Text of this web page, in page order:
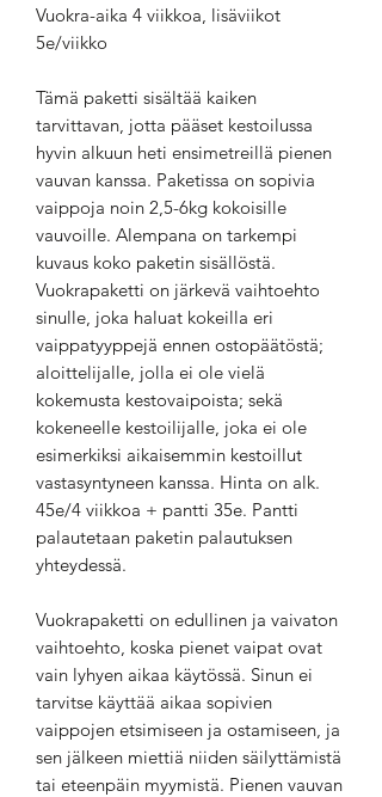
Vuokra-aika 4 viikkoa, lisäviikot
5e/viikko
Tämä paketti sisältää kaiken
tarvittavan, jotta pääset kestoilussa
hyvin alkuun heti ensimetreillä pienen
vauvan kanssa. Paketissa on sopivia
vaippoja noin 2,5-6kg kokoisille
vauvoille. Alempana on tarkempi
kuvaus koko paketin sisällöstä.
Vuokrapaketti on järkevä vaihtoehto
sinulle, joka haluat kokeilla eri
vaippatyyppejä ennen ostopäätöstä;
aloittelijalle, jolla ei ole vielä
kokemusta kestovaipoista; sekä
kokeneelle kestoilijalle, joka ei ole
esimerkiksi aikaisemmin kestoillut
vastasyntyneen kanssa. Hinta on alk.
45e/4 viikkoa + pantti 35e. Pantti
palautetaan paketin palautuksen
yhteydessä.
Vuokrapaketti on edullinen ja vaivaton
vaihtoehto, koska pienet vaipat ovat
vain lyhyen aikaa käytössä. Sinun ei
tarvitse käyttää aikaa sopivien
vaippojen etsimiseen ja ostamiseen, ja
sen jälkeen miettiä niiden säilyttämistä
tai eteenpäin myymistä. Pienen vauvan